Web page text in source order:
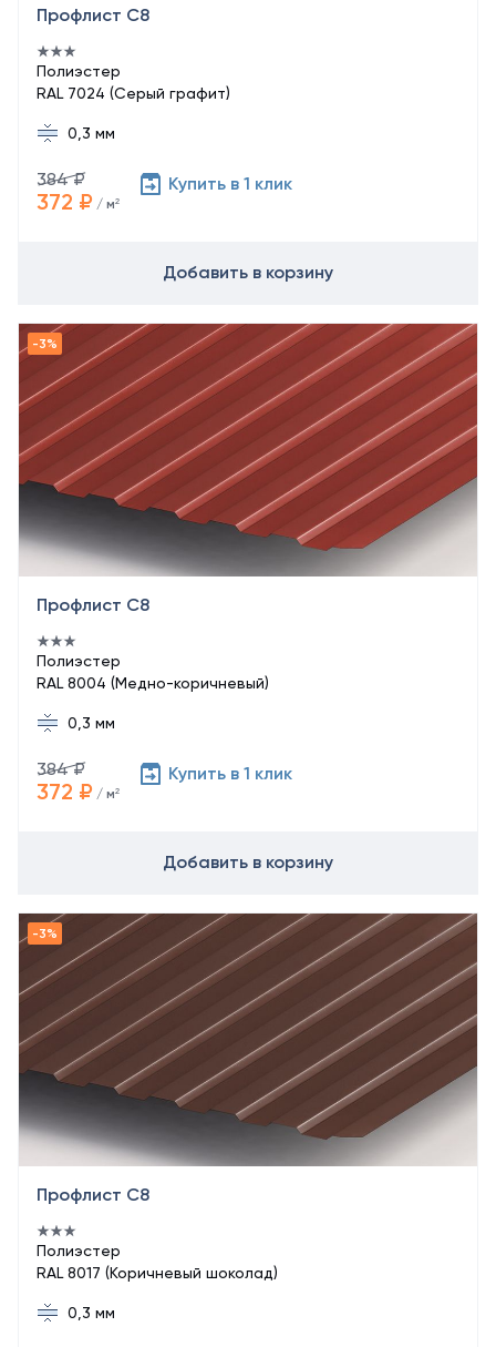
Профлист С8
Полиэстер
RAL 7024 (Серый графит)
0,3 мм
384 ₽
372 ₽ / м²
Купить в 1 клик
Добавить в корзину
Профлист С8
Полиэстер
RAL 8004 (Медно-коричневый)
0,3 мм
384 ₽
372 ₽ / м²
Купить в 1 клик
Добавить в корзину
Профлист С8
Полиэстер
RAL 8017 (Коричневый шоколад)
0,3 мм